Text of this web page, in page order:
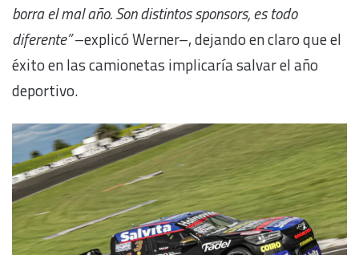
borra el mal año. Son distintos sponsors, es todo
diferente”–explicó Werner–, dejando en claro que el
éxito en las camionetas implicaría salvar el año
deportivo.